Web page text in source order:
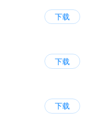
下载
下载
下载